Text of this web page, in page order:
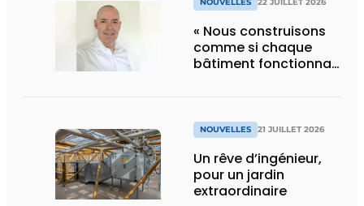
« Nous construisons
comme si chaque
bâtiment fonctionnait
» NOUVELLES 21 JUILLET 2026
Un rêve d’ingénieur,
pour un jardin
extraordinaire